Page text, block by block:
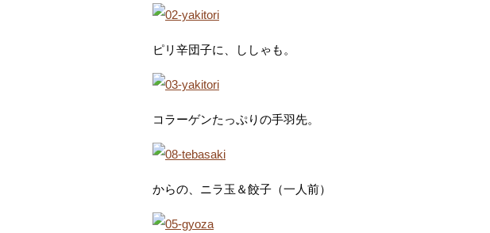
ピリ辛団子に、ししゃも。
コラーゲンたっぷりの手羽先。
からの、ニラ玉＆餃子（一人前）